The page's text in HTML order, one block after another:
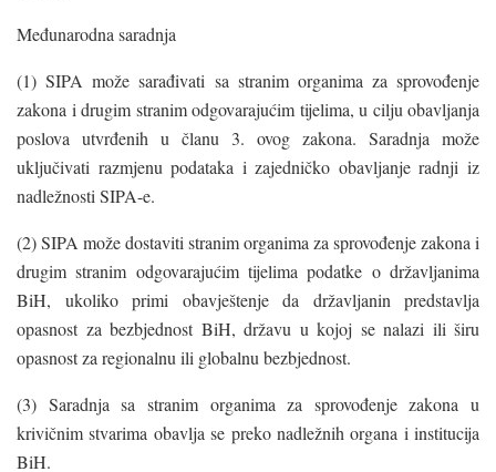
Međunarodna saradnja
(1) SIPA može sarađivati sa stranim organima za sprovođenje
zakona i drugim stranim odgovarajućim tijelima, u cilju obavljanja
poslova utvrđenih u članu 3. ovog zakona. Saradnja može
uključivati razmjenu podataka i zajedničko obavljanje radnji iz
nadležnosti SIPA-e.
(2) SIPA može dostaviti stranim organima za sprovođenje zakona i
drugim stranim odgovarajućim tijelima podatke o državljanima
BiH, ukoliko primi obavještenje da državljanin predstavlja
opasnost za bezbjednost BiH, državu u kojoj se nalazi ili širu
opasnost za regionalnu ili globalnu bezbjednost.
(3) Saradnja sa stranim organima za sprovođenje zakona u
krivičnim stvarima obavlja se preko nadležnih organa i institucija
BiH.